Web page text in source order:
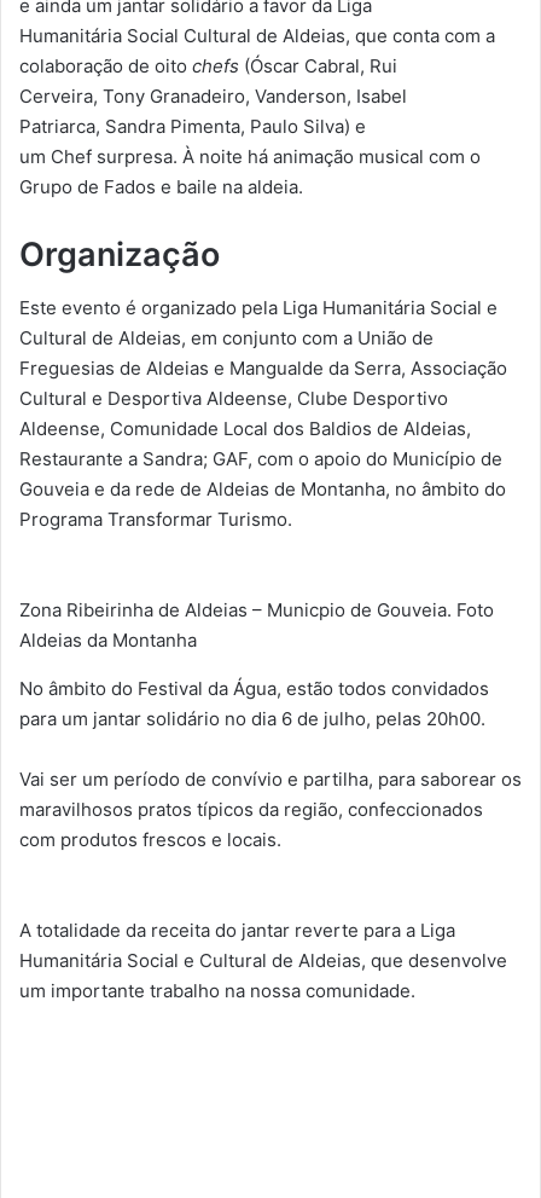
e ainda um jantar solidário a favor da Liga
Humanitária Social Cultural de Aldeias, que conta com a
colaboração de oito chefs (Óscar Cabral, Rui
Cerveira, Tony Granadeiro, Vanderson, Isabel
Patriarca, Sandra Pimenta, Paulo Silva) e
um Chef surpresa. À noite há animação musical com o
Grupo de Fados e baile na aldeia.
Organização
Este evento é organizado pela Liga Humanitária Social e
Cultural de Aldeias, em conjunto com a União de
Freguesias de Aldeias e Mangualde da Serra, Associação
Cultural e Desportiva Aldeense, Clube Desportivo
Aldeense, Comunidade Local dos Baldios de Aldeias,
Restaurante a Sandra; GAF, com o apoio do Município de
Gouveia e da rede de Aldeias de Montanha, no âmbito do
Programa Transformar Turismo.
Zona Ribeirinha de Aldeias – Municpio de Gouveia. Foto
Aldeias da Montanha
No âmbito do Festival da Água, estão todos convidados
para um jantar solidário no dia 6 de julho, pelas 20h00.
Vai ser um período de convívio e partilha, para saborear os
maravilhosos pratos típicos da região, confeccionados
com produtos frescos e locais.
A totalidade da receita do jantar reverte para a Liga
Humanitária Social e Cultural de Aldeias, que desenvolve
um importante trabalho na nossa comunidade.